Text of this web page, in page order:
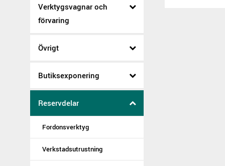
Verktygsvagnar och
förvaring
Övrigt
Butiksexponering
Reservdelar
Fordonsverktyg
Verkstadsutrustning